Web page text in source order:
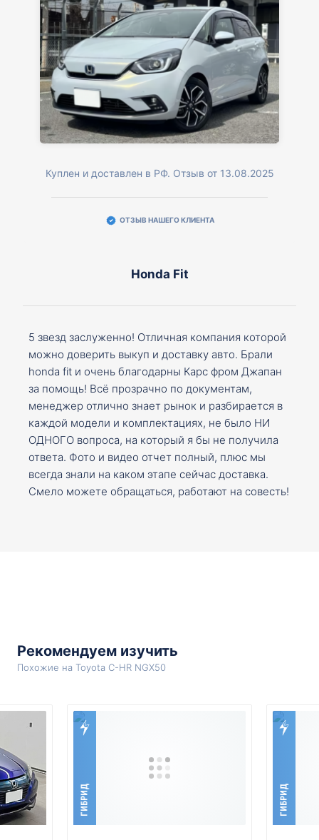
Куплен и доставлен в РФ. Отзыв от 13.08.2025
ОТЗЫВ НАШЕГО КЛИЕНТА
Honda Fit
5 звезд заслуженно! Отличная компания которой
можно доверить выкуп и доставку авто. Брали
honda fit и очень благодарны Карс фром Джапан
за помощь! Всё прозрачно по документам,
менеджер отлично знает рынок и разбирается в
каждой модели и комплектациях, не было НИ
ОДНОГО вопроса, на который я бы не получила
ответа. Фото и видео отчет полный, плюс мы
всегда знали на каком этапе сейчас доставка.
Смело можете обращаться, работают на совесть!
Рекомендуем изучить
Похожие на Toyota C-HR NGX50
ГИБРИД ГИБРИД